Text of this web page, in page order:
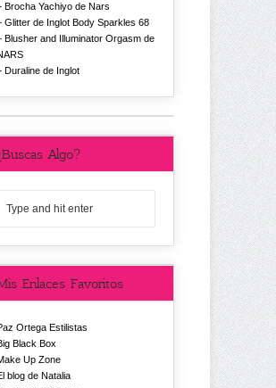
Brocha Yachiyo de Nars
Glitter de Inglot Body Sparkles 68
Blusher and Illuminator Orgasm de
Duraline de Inglot
Algo?
Enlaces Favoritos
Ortega Estilistas
Black Box
Up Zone
blog de Natalia